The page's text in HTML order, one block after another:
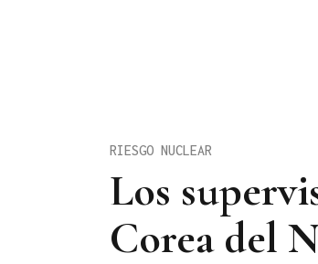
Los
Corea del
RIESGO NUCLEAR